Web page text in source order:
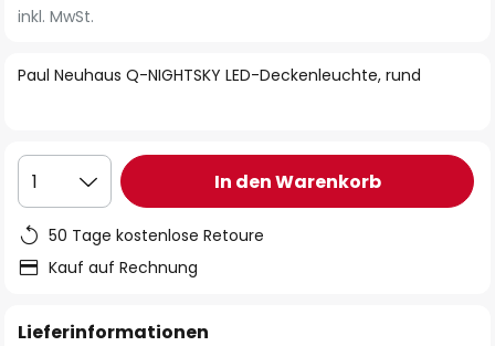
der
springen
Paul Neuhaus Q-NIGHTSKY LED-Deckenleuchte, rund
inkl. MwSt.
1 In den Warenkorb
50 Tage kostenlose Retoure
Kauf auf Rechnung
Lieferinformationen